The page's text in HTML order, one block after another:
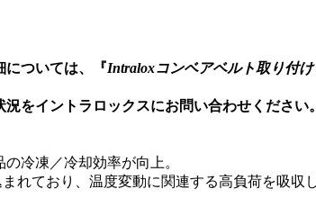
については、『Intraloxコンベアベルト取り付
をイントラロックスにお問い合わせください。
冷凍／冷却効率が向上。
れており、温度変動に関連する高負荷を吸収し